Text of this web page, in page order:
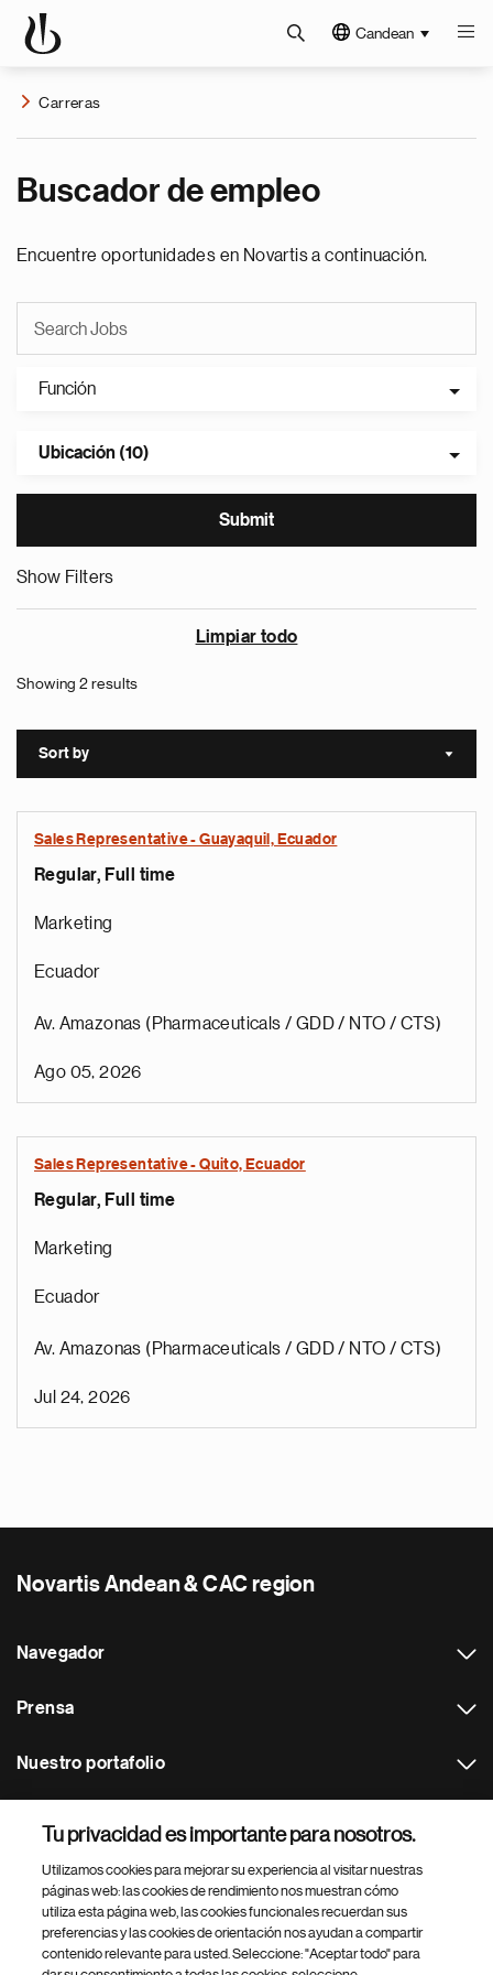
Candean
Carreras
Buscador de empleo
Encuentre oportunidades en Novartis a continuación.
Función
Ubicación (10)
Show Filters
Limpiar todo
Showing 2 results
Sort by Sort
Sales Representative - Guayaquil, Ecuador
Regular, Full time
Marketing
Ecuador
Av. Amazonas (Pharmaceuticals / GDD / NTO / CTS)
Ago 05, 2026
Sales Representative - Quito, Ecuador
Regular, Full time
Marketing
Ecuador
Av. Amazonas (Pharmaceuticals / GDD / NTO / CTS)
Jul 24, 2026
Novartis Andean & CAC region
Navegador
Prensa
Nuestro portafolio
Footer Site Search
Tu privacidad es importante para nosotros.
Utilizamos cookies para mejorar su experiencia al visitar nuestras
páginas web: las cookies de rendimiento nos muestran cómo
utiliza esta página web, las cookies funcionales recuerdan sus
preferencias y las cookies de orientación nos ayudan a compartir
contenido relevante para usted. Seleccione: "Aceptar todo" para